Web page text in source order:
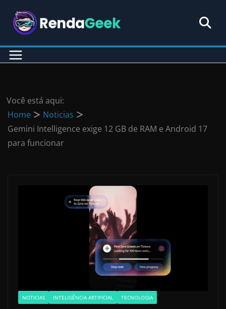
para
conteúdo
Você está aqui:
Home
Noticias
Gemini Intelligence exige 12 GB de RAM e Android 17
para funcionar
NOTICIAS INTELIGÊNCIA ARTIFICIAL TECNOLOGIA